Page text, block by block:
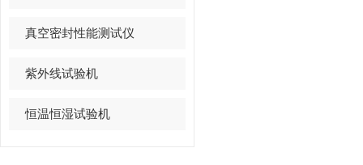
真空密封性能测试仪
紫外线试验机
恒温恒湿试验机